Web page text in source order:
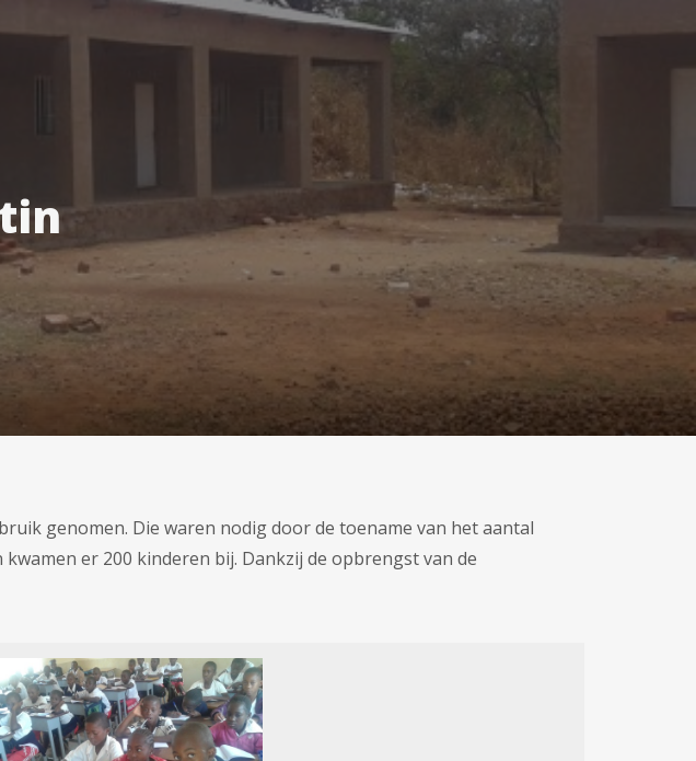
genomen. Die waren nodig door de toename van het aantal
er 200 kinderen bij. Dankzij de opbrengst van de